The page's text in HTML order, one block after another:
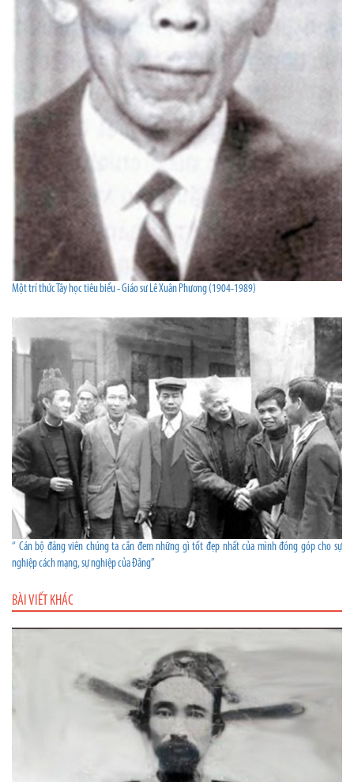
Một trí thức Tây học tiêu biểu - Giáo sư Lê Xuân Phương (1904-1989)
“ Cán bộ đảng viên chúng ta cần đem những gì tốt đẹp nhất của mình đóng góp cho sự
nghiệp cách mạng, sự nghiệp của Đảng”
BÀI VIẾT KHÁC